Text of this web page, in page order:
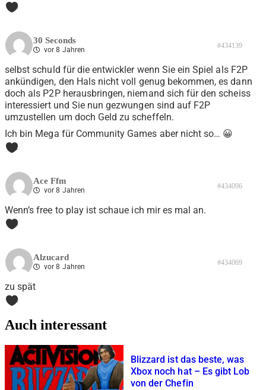
0
30 Seconds
vor 8 Jahren #434139
selbst schuld für die entwickler wenn Sie ein Spiel als F2P
ankündigen, den Hals nicht voll genug bekommen, es dann
doch als P2P herausbringen, niemand sich für den scheiss
interessiert und Sie nun gezwungen sind auf F2P
umzustellen um doch Geld zu scheffeln.
Ich bin Mega für Community Games aber nicht so… 😀
1
Ace Ffm
vor 8 Jahren #434096
Wenn’s free to play ist schaue ich mir es mal an.
0
Alzucard
vor 8 Jahren #434069
zu spät
0
Auch interessant
Blizzard ist das beste, was
Xbox noch hat – Es gibt Lob
von der Chefin